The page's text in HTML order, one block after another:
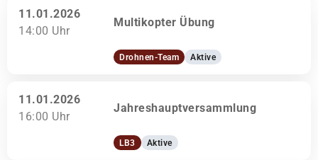
11.01.2026
14:00 Uhr
Multikopter Übung
Drohnen-Team Aktive
11.01.2026
16:00 Uhr
Jahreshauptversammlung
LB3 Aktive